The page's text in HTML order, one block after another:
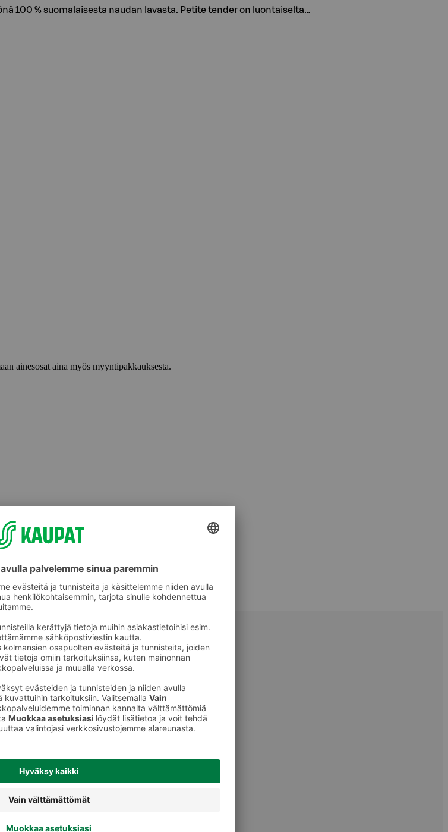
100 % suomalaisesta naudan lavasta. Petite tender on luontaiselta…
ainesosat aina myös myyntipakkauksesta.